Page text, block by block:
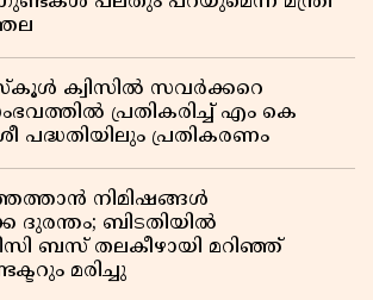
ക്വിസിൽ സവർക്കറെ
പ്രതികരിച്ച് എം കെ
പദ്ധതിയിലും പ്രതികരണം
നിമിഷങ്ങൾ
ദുരന്തം; ബിടതിയിൽ
ബസ് തലകീഴായി മറിഞ്ഞ്
മരിച്ചു